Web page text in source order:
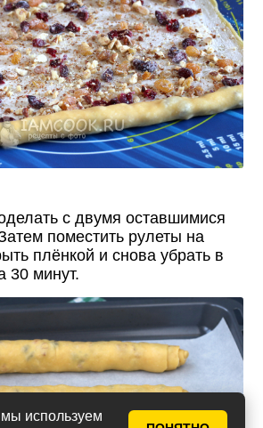
мы используем
с двумя оставшимися
поместить рулеты на
плёнкой и снова убрать в
30 минут.